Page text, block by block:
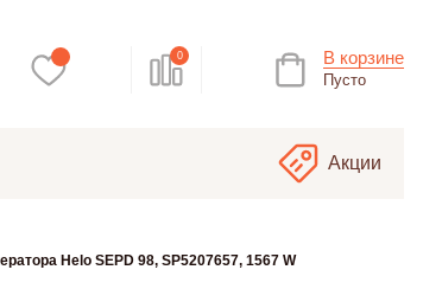
0 В корзине
Пусто
Акции
Helo SEPD 98, SP5207657, 1567 W